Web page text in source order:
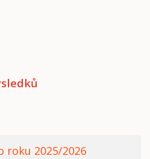
roku 2025/2026